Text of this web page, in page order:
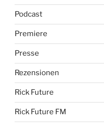
Podcast
Premiere
Presse
Rezensionen
Rick Future
Rick Future FM